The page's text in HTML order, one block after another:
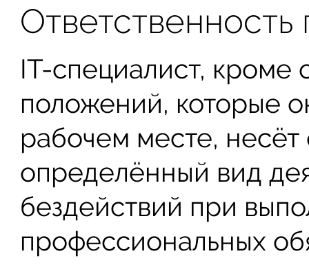
IT-специалист, кроме
положений, которые
рабочем месте, несёт
определённый вид
бездействий при
профессиональных